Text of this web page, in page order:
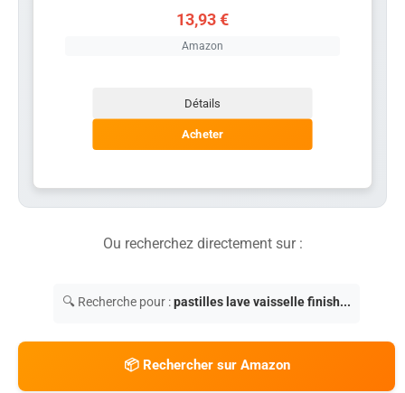
13,93 €
Amazon
Détails
Acheter
Ou recherchez directement sur :
🔍 Recherche pour :pastilles lave vaisselle finish...
📦 Rechercher sur Amazon